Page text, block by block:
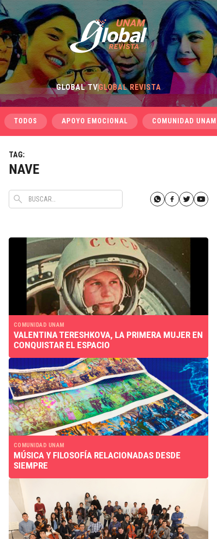
GLOBAL TVGLOBAL REVISTA
TODOS APOYO EMOCIONAL COMUNIDAD UNAM
TAG:
NAVE
COMUNIDAD UNAM
VALENTINA TERESHKOVA, LA PRIMERA MUJER EN
CONQUISTAR EL ESPACIO
COMUNIDAD UNAM
MÚSICA Y FILOSOFÍA RELACIONADAS DESDE
SIEMPRE